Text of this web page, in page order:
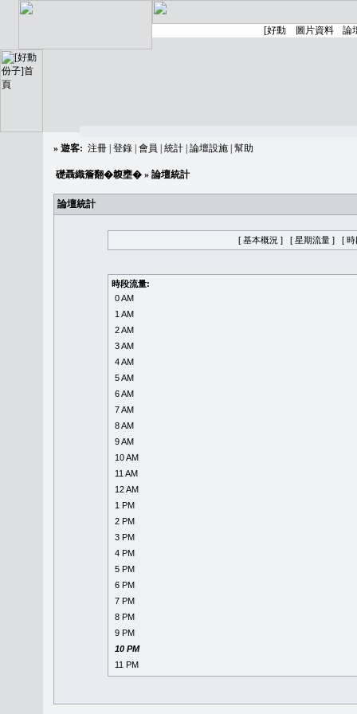
» 遊客: 注冊 登錄 會員 統計 論壇設施 幫助
礎聶織簷翻�䪖壅� » 論壇統計
論壇統計
[ 基本概況 ] [ 星期流量 ] [ 時
時段流量:
0 AM
1 AM
2 AM
3 AM
4 AM
5 AM
6 AM
7 AM
8 AM
9 AM
10 AM
11 AM
12 AM
1 PM
2 PM
3 PM
4 PM
5 PM
6 PM
7 PM
8 PM
9 PM
10 PM
11 PM